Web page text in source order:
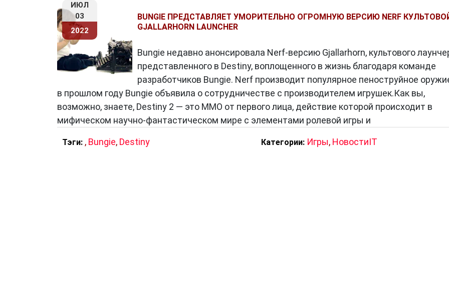
ИЮЛ
03
2022
BUNGIE ПРЕДСТАВЛЯЕТ УМОРИТЕЛЬНО ОГРОМНУЮ ВЕРСИЮ NERF
GJALLARHORN LAUNCHER
Bungie недавно анонсировала Nerf-версию Gjallarhorn, культового
представленного в Destiny, воплощенного в жизнь благодаря команде
разработчиков Bungie. Nerf производит популярное пеноструйное
в прошлом году Bungie объявила о сотрудничестве с производителем игрушек.Как вы,
возможно, знаете, Destiny 2 — это MMO от первого лица, действие которой происходит в
мифическом научно-фантастическом мире с элементами ролевой игры и
Тэги: , Bungie, Destiny Категории: Игры, НовостиIT